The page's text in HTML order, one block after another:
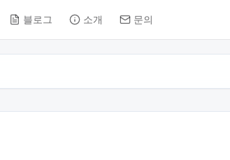
블로그 소개 문의